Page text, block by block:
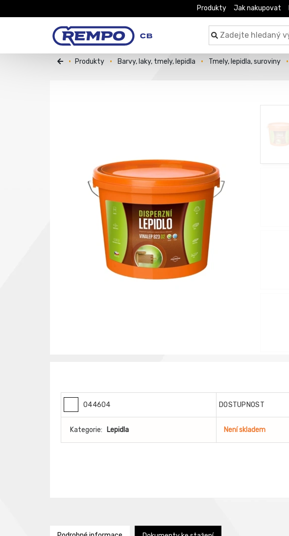
Produkty Jak nakupovat
Produkty Barvy, laky, tmely, lepidla Tmely, lepidla, suroviny
044604 DOSTUPNOST
Kategorie: Lepidla Není skladem